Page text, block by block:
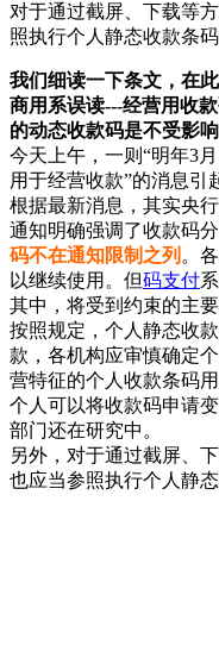
对于通过截屏、下载等
照执行个人静态收款条码
我们细读一下条文，在
商用系误读---经营用收
的动态收款码是不受影响
今天上午，一则“明年3
用于经营收款”的消息引
根据最新消息，其实央
通知明确强调了收款码
码不在通知限制之列 。
以继续使用。但码支付
其中，将受到约束的主
按照规定，个人静态收
款，各机构应审慎确定
营特征的个人收款条码
个人可以将收款码申请
部门还在研究中。
另外，对于通过截屏、
也应当参照执行个人静